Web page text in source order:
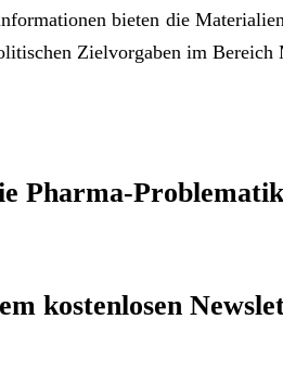
bieten die
Zielvorgaben im
Pharma-Problematik
kostenlosen